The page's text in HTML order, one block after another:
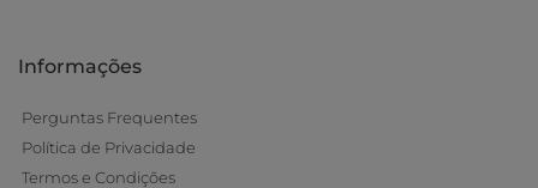
Informações
Perguntas Frequentes
Política de Privacidade
Termos e Condições